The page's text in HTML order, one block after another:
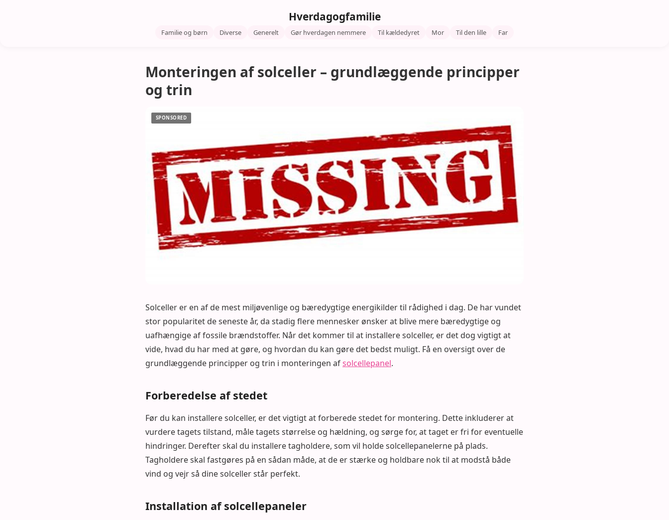
Hverdagogfamilie
Familie og børn Diverse Generelt Gør hverdagen nemmere Til kældedyret Mor Til den lille Far
Monteringen af solceller – grundlæggende principper
og trin
Solceller er en af de mest miljøvenlige og bæredygtige energikilder til rådighed i dag. De har vundet
stor popularitet de seneste år, da stadig flere mennesker ønsker at blive mere bæredygtige og
uafhængige af fossile brændstoffer. Når det kommer til at installere solceller, er det dog vigtigt at
vide, hvad du har med at gøre, og hvordan du kan gøre det bedst muligt. Få en oversigt over de
grundlæggende principper og trin i monteringen afsolcellepanel.
Forberedelse af stedet
Før du kan installere solceller, er det vigtigt at forberede stedet for montering. Dette inkluderer at
vurdere tagets tilstand, måle tagets størrelse og hældning, og sørge for, at taget er fri for eventuelle
hindringer. Derefter skal du installere tagholdere, som vil holde solcellepanelerne på plads.
Tagholdere skal fastgøres på en sådan måde, at de er stærke og holdbare nok til at modstå både
vind og vejr så dine solceller står perfekt.
Installation af solcellepaneler